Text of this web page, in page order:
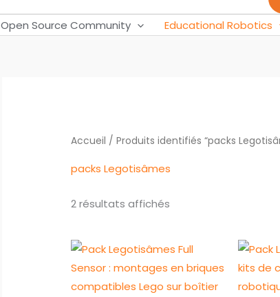
Open Source Community Educational Robotics
Accueil / Produits identifiés “packs
packs Legotisâmes
2 résultats affichés